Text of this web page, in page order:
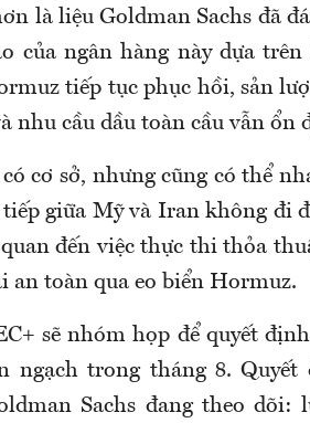
là liệu Goldman Sachs đã
của ngân hàng này dựa
tiếp tục phục hồi, sản
nhu cầu dầu toàn cầu vẫn ổn
cơ sở, nhưng cũng có thể
giữa Mỹ và Iran không đi
đến việc thực thi thỏa
an toàn qua eo biển Hormuz.
sẽ nhóm họp để quyết
ngạch trong tháng 8.
Sachs đang theo dõi: